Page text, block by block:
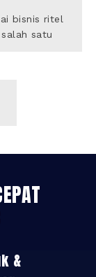
bisnis ritel
satu
&